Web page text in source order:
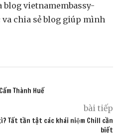
blog vietnamembassy-
va chia sẻ blog giúp mình
Thành Huế
bài tiếp
Tất tần tật các khái niệm Chill cần
biết